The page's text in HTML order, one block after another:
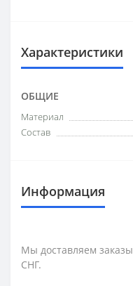
Характеристики
ОБЩИЕ
Материал
Состав
Информация
Мы доставляем
СНГ.